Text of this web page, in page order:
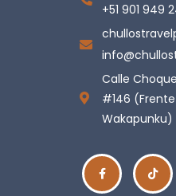
+51 901 949
Calle
#146
Wakapunku)